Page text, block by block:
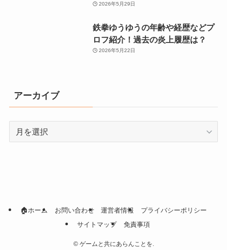
2026年5月29日
鉄拳ゆうゆうの年齢や経歴などプ
ロフ紹介！過去の炎上履歴は？
2026年5月22日
アーカイブ
🏠ホーム お問い合わせ 運営者情報
プライバシーポリシー
サイトマップ
免責事項
©ゲームと共にあらんことを.